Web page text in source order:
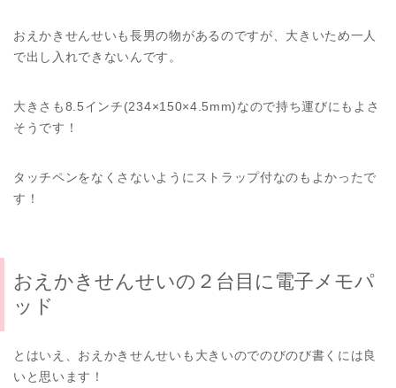
おえかきせんせいも長男の物があるのですが、大きいため一人
で出し入れできないんです。
大きさも8.5インチ(234×150×4.5mm)なので持ち運びにもよさ
そうです！
タッチペンをなくさないようにストラップ付なのもよかったで
す！
おえかきせんせいの２台目に電子メモパ
ッド
とはいえ、おえかきせんせいも大きいのでのびのび書くには良
いと思います！